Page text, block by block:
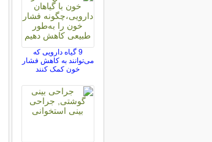
9 گیاه دارویی که
می‌توانند به کاهش فشار
خون کمک کنند